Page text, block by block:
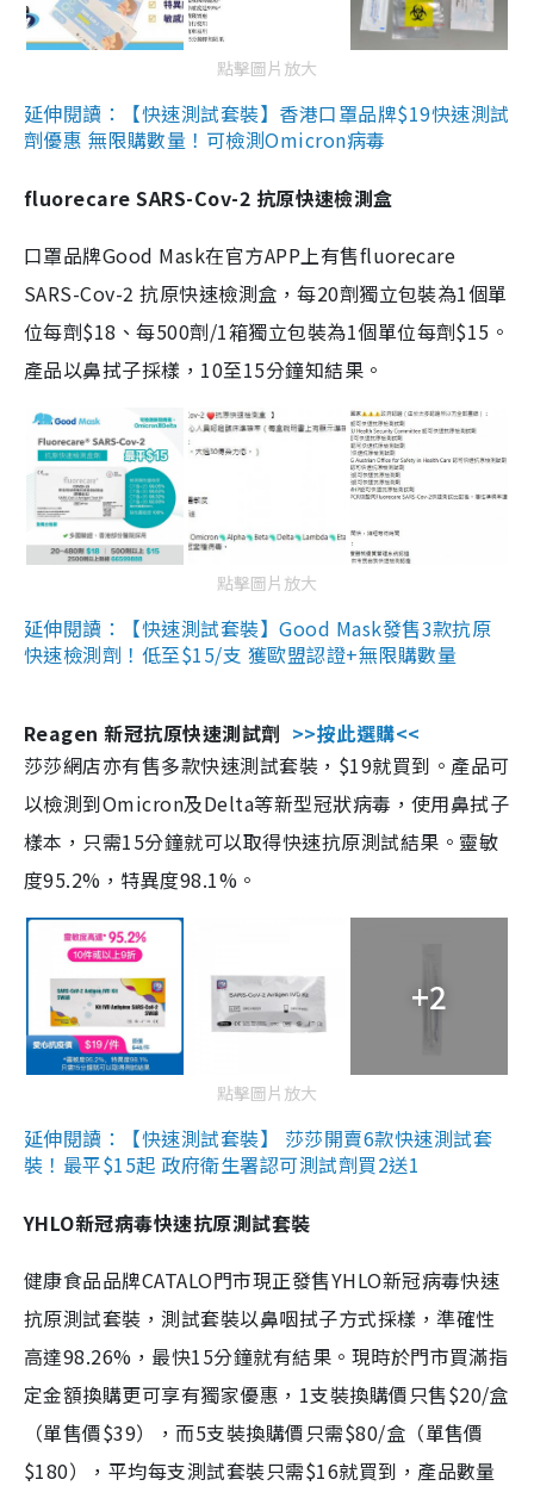
點擊圖片放大
延伸閱讀：【快速測試套裝】香港口罩品牌$19快速測試
劑優惠 無限購數量！可檢測Omicron病毒
fluorecare SARS-Cov-2 抗原快速檢測盒
口罩品牌Good Mask在官方APP上有售fluorecare
SARS-Cov-2 抗原快速檢測盒，每20劑獨立包裝為1個單
位每劑$18、每500劑/1箱獨立包裝為1個單位每劑$15。
產品以鼻拭子採樣，10至15分鐘知結果。
點擊圖片放大
延伸閱讀：【快速測試套裝】Good Mask發售3款抗原
快速檢測劑！低至$15/支 獲歐盟認證+無限購數量
Reagen 新冠抗原快速測試劑 >>按此選購<<
莎莎網店亦有售多款快速測試套裝，$19就買到。產品可
以檢測到Omicron及Delta等新型冠狀病毒，使用鼻拭子
樣本，只需15分鐘就可以取得快速抗原測試結果。靈敏
度95.2%，特異度98.1%。
+2
點擊圖片放大
延伸閱讀：【快速測試套裝】 莎莎開賣6款快速測試套
裝！最平$15起 政府衛生署認可測試劑買2送1
YHLO新冠病毒快速抗原測試套裝
健康食品品牌CATALO門市現正發售YHLO新冠病毒快速
抗原測試套裝，測試套裝以鼻咽拭子方式採樣，準確性
高達98.26%，最快15分鐘就有結果。現時於門市買滿指
定金額換購更可享有獨家優惠，1支裝換購價只售$20/盒
（單售價$39），而5支裝換購價只需$80/盒（單售價
$180），平均每支測試套裝只需$16就買到，產品數量